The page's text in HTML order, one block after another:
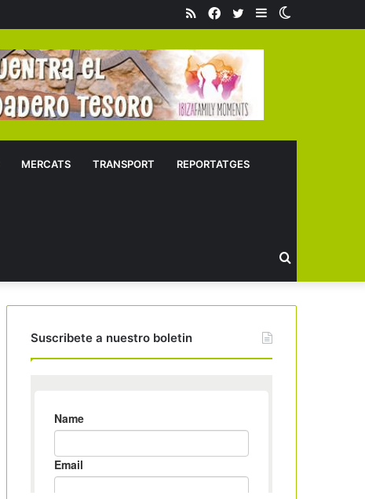
Sidebar
Twitter
Facebook
RSS
MERCATS TRANSPORT REPORTATGES
Buscar
Suscribete a nuestro boletin